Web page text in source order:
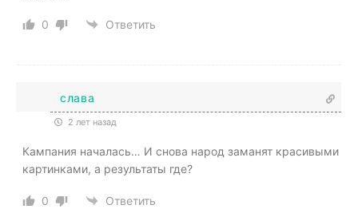
0 Ответить
слава
2 лет назад
Кампания началась… И снова народ заманят красивыми
картинками, а результаты где?
0 Ответить